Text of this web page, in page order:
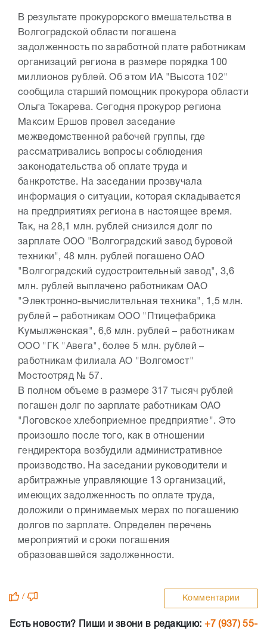
В результате прокурорского вмешательства в
Волгоградской области погашена
задолженность по заработной плате работникам
организаций региона в размере порядка 100
миллионов рублей. Об этом ИА "Высота 102"
сообщила старший помощник прокурора области
Ольга Токарева. Сегодня прокурор региона
Максим Ершов провел заседание
межведомственной рабочей группы, где
рассматривались вопросы соблюдения
законодательства об оплате труда и
банкротстве. На заседании прозвучала
информация о ситуации, которая складывается
на предприятиях региона в настоящее время.
Так, на 28,1 млн. рублей снизился долг по
зарплате ООО "Волгоградский завод буровой
техники", 48 млн. рублей погашено ОАО
"Волгоградский судостроительный завод", 3,6
млн. рублей выплачено работникам ОАО
"Электронно-вычислительная техника", 1,5 млн.
рублей – работникам ООО "Птицефабрика
Кумылженская", 6,6 млн. рублей – работникам
ООО "ГК "Авега", более 5 млн. рублей –
работникам филиала АО "Волгомост"
Мостоотряд № 57.
В полном объеме в размере 317 тысяч рублей
погашен долг по зарплате работникам ОАО
"Логовское хлебоприемное предприятие". Это
произошло после того, как в отношении
гендиректора возбудили административное
производство. На заседании руководители и
арбитражные управляющие 13 организаций,
имеющих задолженность по оплате труда,
доложили о принимаемых мерах по погашению
долгов по зарплате. Определен перечень
мероприятий и сроки погашения
образовавшейся задолженности.
/ Комментарии
Есть новости? Пиши и звони в редакцию: +7 (937) 55-